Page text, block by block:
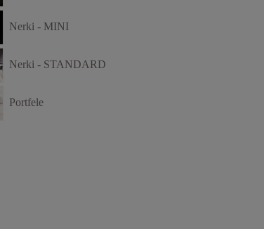
Nerki - MINI
Nerki - STANDARD
Portfele